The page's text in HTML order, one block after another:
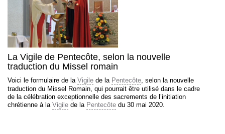
La Vigile de Pentecôte, selon la nouvelle
traduction du Missel romain
Voici le formulaire de la Vigile de la Pentecôte, selon la nouvelle
traduction du Missel Romain, qui pourrait être utilisé dans le cadre
de la célébration exceptionnelle des sacrements de l’initiation
chrétienne à la Vigile de la Pentecôte du 30 mai 2020.